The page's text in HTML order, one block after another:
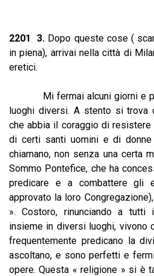
2201 3. Dopo queste cose (
in piena), arrivai nella città di
eretici.
Mi fermai alcuni giorni e
luoghi diversi. A stento si trova
che abbia il coraggio di
di certi santi uomini e di
chiamano, non senza una certa
Sommo Pontefice, che ha
predicare e a combattere gli
approvato la loro
». Costoro, rinunciando a
insieme in diversi luoghi, vivono
frequentemente predicano la
ascoltano, e sono perfetti e
opere. Questa « religione » si è